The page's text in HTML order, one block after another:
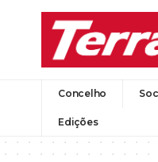
Concelho
Edições